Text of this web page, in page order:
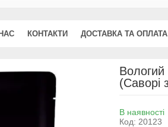
КОНТАКТИ ДОСТАВКА ТА ОПЛАТА
(Саворі
В наявності
Код: 20123